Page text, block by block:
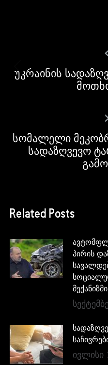
უკრაინის
სომალელი
სადაზღვევო
Related Posts
პირის
ივლისი